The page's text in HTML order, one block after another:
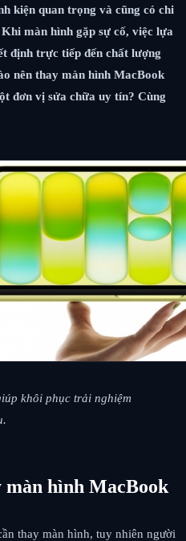
kiện quan trọng và cũng có chi
màn hình gặp sự cố, việc lựa
định trực tiếp đến chất lượng
nên thay màn hình MacBook
đơn vị sửa chữa uy tín? Cùng
khôi phục trải nghiệm
màn hình MacBook
thay màn hình, tuy nhiên người